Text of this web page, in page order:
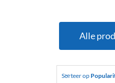
Alle
Sorteer op